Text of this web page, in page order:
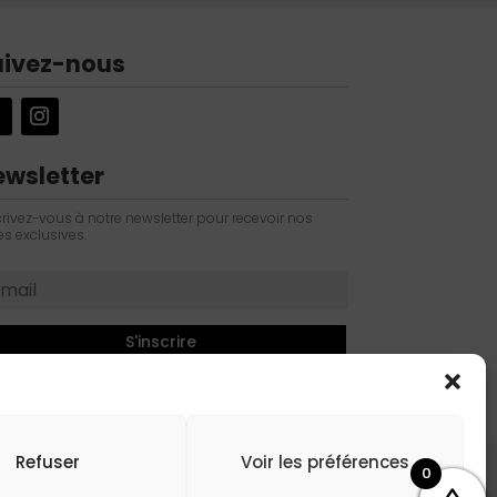
Refuser Voir les préférences
nous
vous à notre newsletter pour recevoir nos
exclusives.
S'inscrire
0